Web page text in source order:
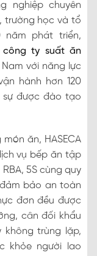
nghiệp chuyên
trường học và tổ
năm phát triển,
công ty suất ăn
với năng lực
hành hơn 120
sự được đào tạo
ăn, HASECA
vụ bếp ăn tập
5S cùng quy
bảo an toàn
đơn đều được
cân đối khẩu
trùng lặp,
khỏe người lao